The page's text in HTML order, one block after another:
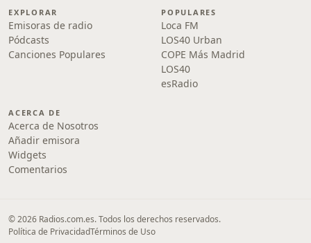
EXPLORAR
Emisoras de radio
Pódcasts
Canciones Populares
POPULARES
Loca FM
LOS40 Urban
COPE Más Madrid
LOS40
esRadio
ACERCA DE
Acerca de Nosotros
Añadir emisora
Widgets
Comentarios
© 2026 Radios.com.es. Todos los derechos reservados.
Política de PrivacidadTérminos de Uso